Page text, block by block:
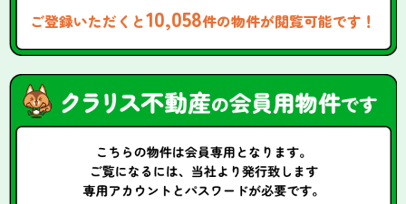
ご登録いただくと10,058件の物件が閲覧可能です！